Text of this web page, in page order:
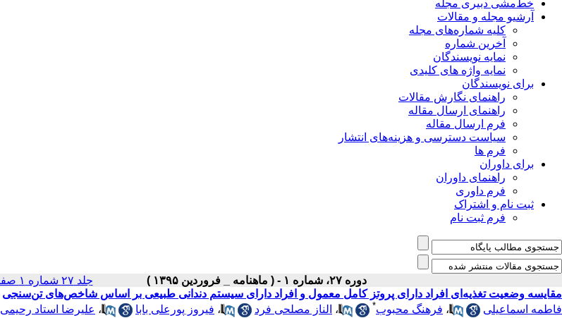
خط‌مشی دبیری مجله
آرشیو مجله و مقالات
کلیه شماره‌های مجله
آخرین شماره
نمایه نویسندگان
نمایه واژه های کلیدی
برای نویسندگان
راهنمای نگارش مقالات
راهنمای ارسال مقاله
فرم ارسال مقاله
سیاست دسترسی و هزینه‌های انتشار
فرم ها
برای داوران
راهنمای داوران
فرم داوری
ثبت نام و اشتراک
فرم ثبت نام
دوره ۲۷، شماره ۱ - ( ماهنامه _ فروردین ۱۳۹۵ ) جلد ۲۷ شماره ۱ صفحات ۵۰-۴۶
مقایسه وضعیت تغذیه‌ای افراد دارای پروتز کامل معمول و افراد دارای سیستم دندانی طبیعی بر اساس شاخص‌های تن‌سنجی
فاطمه اسماعیلی
، فرهنگ محبوب* ، الناز مصلحی فرد ، فیروز پورعلی بابا ، علیرضا استاد رحیمی